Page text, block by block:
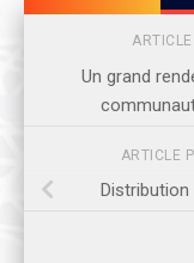
Un grand
ARTICLE
Distribution